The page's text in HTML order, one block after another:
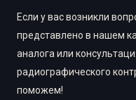
Если у вас возникли
представлено в нашем
аналога или
радиографического
поможем!